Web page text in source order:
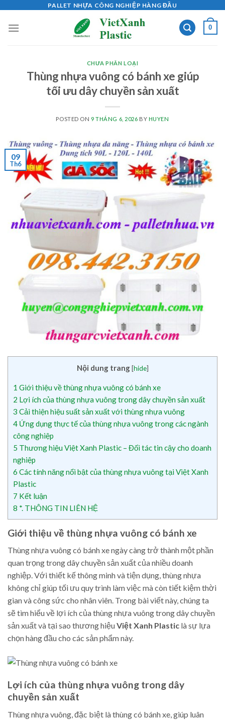
content
PALLET NHỰA CÔNG NGHIỆP HÀNG ĐẦU
0
CHƯA PHÂN LOẠI
Thùng nhựa vuông có bánh xe giúp
tối ưu dây chuyền sản xuất
POSTED ON 9 THÁNG 6, 2026 BY HUYEN
09
Th6
Nội dung trang [hide]
1 Giới thiệu về thùng nhựa vuông có bánh xe
2 Lợi ích của thùng nhựa vuông trong dây chuyền sản xuất
3 Cải thiện hiệu suất sản xuất với thùng nhựa vuông
4 Ứng dụng thực tế của thùng nhựa vuông trong các ngành
công nghiệp
5 Thương hiệu Việt Xanh Plastic – Đối tác tin cậy cho doanh
nghiệp
6 Các tính năng nổi bật của thùng nhựa vuông tại Việt Xanh
Plastic
7 Kết luận
8 *. THÔNG TIN LIÊN HỆ
Giới thiệu về thùng nhựa vuông có bánh xe
Thùng nhựa vuông có bánh xe ngày càng trở thành một phần
quan trọng trong dây chuyền sản xuất của nhiều doanh
nghiệp. Với thiết kế thông minh và tiện dụng, thùng nhựa
không chỉ giúp tối ưu quy trình làm việc mà còn tiết kiệm thời
gian và công sức cho nhân viên. Trong bài viết này, chúng ta
sẽ tìm hiểu về lợi ích của thùng nhựa vuông trong dây chuyền
sản xuất và tại sao thương hiệuViệt Xanh Plastic là sự lựa
chọn hàng đầu cho các sản phẩm này.
Lợi ích của thùng nhựa vuông trong dây
chuyền sản xuất
Thùng nhựa vuông, đặc biệt là thùng có bánh xe, giúp luân